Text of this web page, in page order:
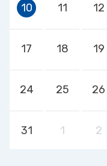
10 11 12
17 18 19
24 25 26
31 1 2